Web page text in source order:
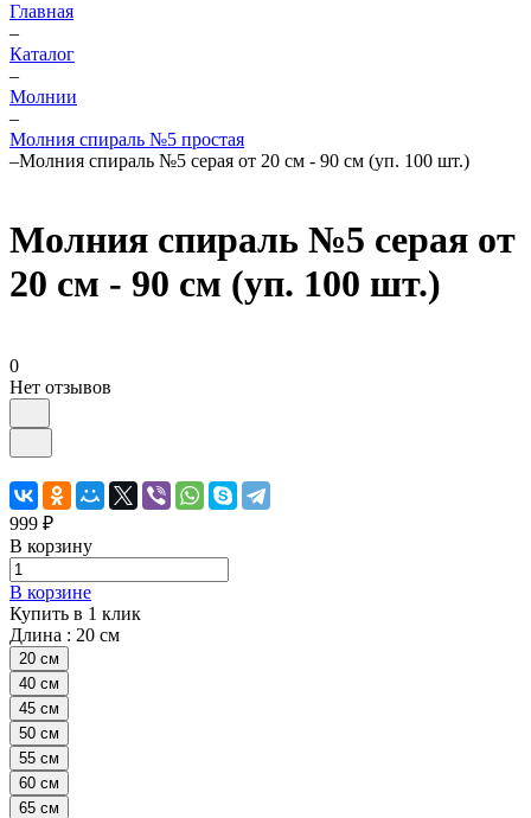
Главная
–
Каталог
–
Молнии
–
Молния спираль №5 простая
–Молния спираль №5 серая от 20 см - 90 см (уп. 100 шт.)
Молния спираль №5 серая от
20 см - 90 см (уп. 100 шт.)
0
Нет отзывов
999 ₽
В корзину
В корзине
Купить в 1 клик
Длина : 20 см
20 см
40 см
45 см
50 см
55 см
60 см
65 см